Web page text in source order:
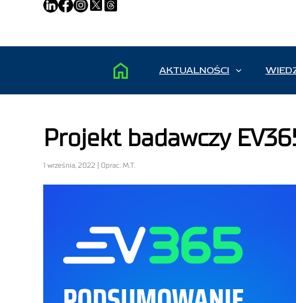
AKTUALNOŚCI
Projekt badawczy
1 września, 2022 | Oprac. M.T.